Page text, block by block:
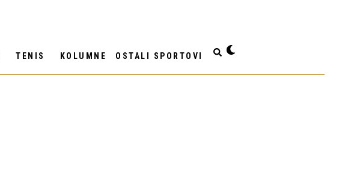
TENIS KOLUMNE OSTALI SPORTOVI